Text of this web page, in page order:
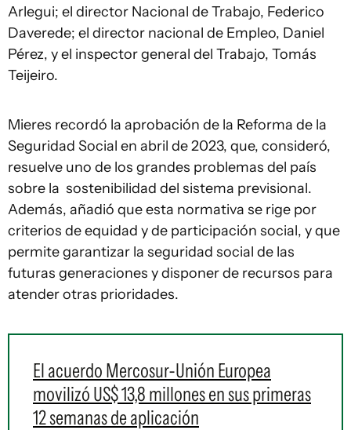
Arlegui; el director Nacional de Trabajo, Federico
Daverede; el director nacional de Empleo, Daniel
Pérez, y el inspector general del Trabajo, Tomás
Teijeiro.
Mieres recordó la aprobación de la Reforma de la
Seguridad Social en abril de 2023, que, consideró,
resuelve uno de los grandes problemas del país
sobre la sostenibilidad del sistema previsional.
Además, añadió que esta normativa se rige por
criterios de equidad y de participación social, y que
permite garantizar la seguridad social de las
futuras generaciones y disponer de recursos para
atender otras prioridades.
El acuerdo Mercosur-Unión Europea
movilizó US$ 13,8 millones en sus primeras
12 semanas de aplicación